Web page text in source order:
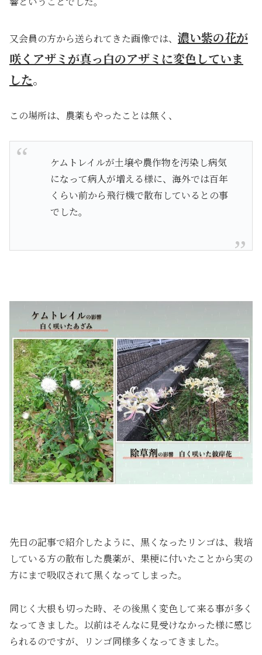
又会員の方から送られてきた画像では、 濃い紫の花が
咲くアザミが真っ白のアザミに変色していま
した。
この場所は、農薬もやったことは無く、
ケムトレイルが土壌や農作物を汚染し病気
になって病人が増える様に、海外では百年
くらい前から飛行機で散布しているとの事
でした。
先日の記事で紹介したように、黒くなったリンゴは、栽培
している方の散布した農薬が、果梗に付いたことから実の
方にまで吸収されて黒くなってしまった。
同じく大根も切った時、その後黒く変色して来る事が多く
なってきました。以前はそんなに見受けなかった様に感じ
られるのですが、リンゴ同様多くなってきました。